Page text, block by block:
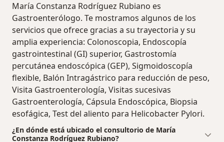
María Constanza Rodríguez Rubiano es
Gastroenterólogo. Te mostramos algunos de los
servicios que ofrece gracias a su trayectoria y su
amplia experiencia: Colonoscopia, Endoscopía
gastrointestinal (GI) superior, Gastrostomía
percutánea endoscópica (GEP), Sigmoidoscopía
flexible, Balón Intragástrico para reducción de peso,
Visita Gastroenterología, Visitas sucesivas
Gastroenterología, Cápsula Endoscópica, Biopsia
esofágica, Test del aliento para Helicobacter Pylori.
¿En dónde está ubicado el consultorio de María
Constanza Rodríguez Rubiano?